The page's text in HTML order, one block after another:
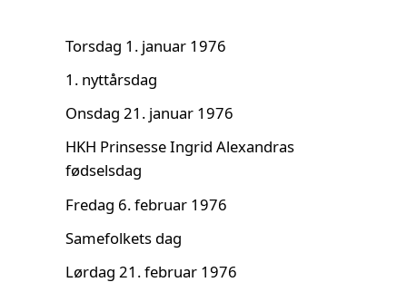
Torsdag 1. januar 1976
1. nyttårsdag
Onsdag 21. januar 1976
HKH Prinsesse Ingrid Alexandras
fødselsdag
Fredag 6. februar 1976
Samefolkets dag
Lørdag 21. februar 1976